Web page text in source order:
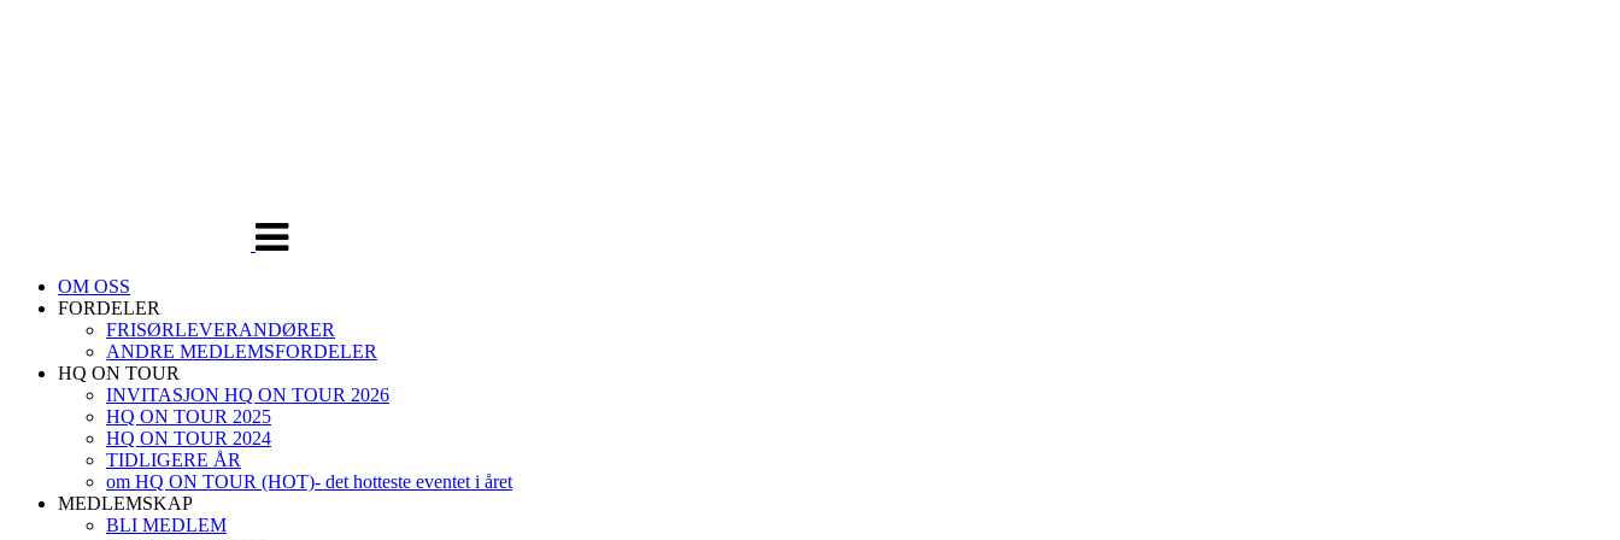
OM OSS
FORDELER
FRISØRLEVERANDØRER
ANDRE MEDLEMSFORDELER
HQ ON TOUR
INVITASJON HQ ON TOUR 2026
HQ ON TOUR 2025
HQ ON TOUR 2024
TIDLIGERE ÅR
om HQ ON TOUR (HOT)- det hotteste eventet i året
MEDLEMSKAP
BLI MEDLEM